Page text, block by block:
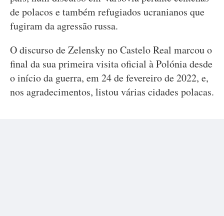
de polacos e também refugiados ucranianos que
fugiram da agressão russa.
O discurso de Zelensky no Castelo Real marcou o
final da sua primeira visita oficial à Polónia desde
o início da guerra, em 24 de fevereiro de 2022, e,
nos agradecimentos, listou várias cidades polacas.